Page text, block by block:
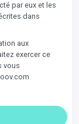
par eux et les
dans
aux
exercer ce
vous